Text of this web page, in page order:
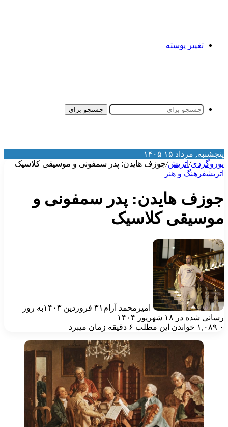
تغییر پوسته
جستجو برای
مرداد ۱۵ ۱۴۰۵
/اتریش/ جوزف هایدن: پدر سمفونی و موسیقی کلاسیک
فرهنگ و هنر
هایدن: پدر سمفونی و
کلاسیک
امیرمحمد آرام ۳۱ فروردین ۱۴۰۳
به روز
شده در ۱۸ شهریور ۱۴۰۴
خواندن این مطلب ۶ دقیقه زمان میبرد